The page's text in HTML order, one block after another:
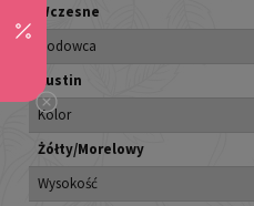
Wczesne
Hodowca
Austin
Kolor
Żółty/Morelowy
Wysokość